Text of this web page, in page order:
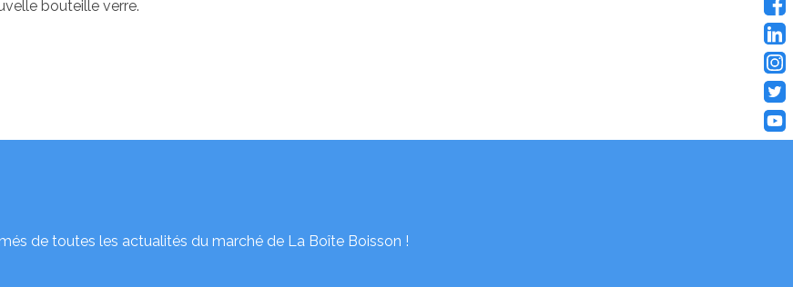
bouteille verre.
de toutes les actualités du marché de La Boîte Boisson !